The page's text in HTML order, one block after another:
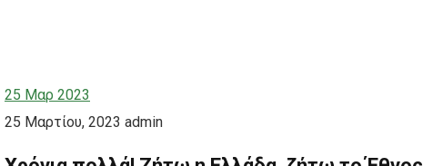
25 Μαρ 2023
25 Μαρτίου, 2023 admin